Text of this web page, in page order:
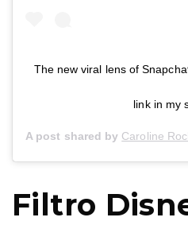
The new viral lens of
link in my
A post shared by Caroline
Filtro